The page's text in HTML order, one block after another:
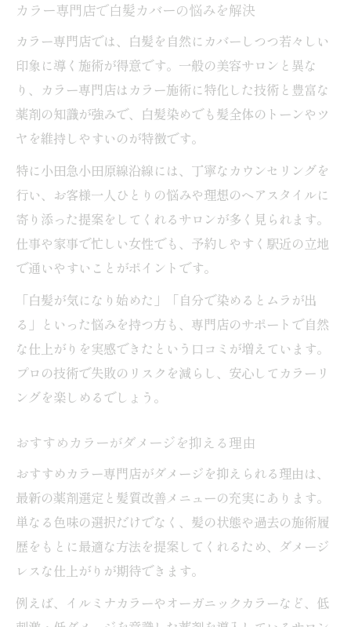
カラー専門店で白髪カバーの悩みを解決
カラー専門店では、白髪を自然にカバーしつつ若々しい
印象に導く施術が得意です。一般の美容サロンと異な
り、カラー専門店はカラー施術に特化した技術と豊富な
薬剤の知識が強みで、白髪染めでも髪全体のトーンやツ
ヤを維持しやすいのが特徴です。
特に小田急小田原線沿線には、丁寧なカウンセリングを
行い、お客様一人ひとりの悩みや理想のヘアスタイルに
寄り添った提案をしてくれるサロンが多く見られます。
仕事や家事で忙しい女性でも、予約しやすく駅近の立地
で通いやすいことがポイントです。
「白髪が気になり始めた」「自分で染めるとムラが出
る」といった悩みを持つ方も、専門店のサポートで自然
な仕上がりを実感できたという口コミが増えています。
プロの技術で失敗のリスクを減らし、安心してカラーリ
ングを楽しめるでしょう。
おすすめカラーがダメージを抑える理由
おすすめカラー専門店がダメージを抑えられる理由は、
最新の薬剤選定と髪質改善メニューの充実にあります。
単なる色味の選択だけでなく、髪の状態や過去の施術履
歴をもとに最適な方法を提案してくれるため、ダメージ
レスな仕上がりが期待できます。
例えば、イルミナカラーやオーガニックカラーなど、低